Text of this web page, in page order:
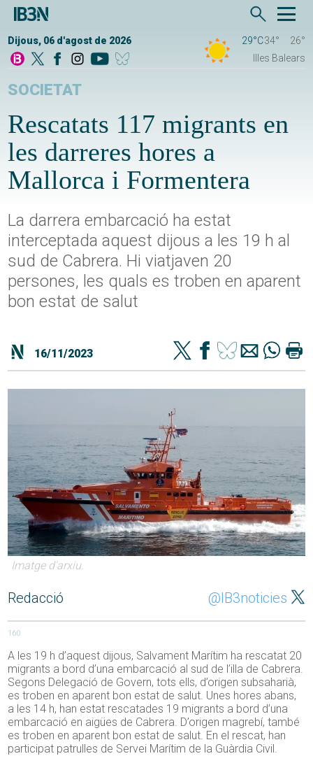
Dijous, 06 d'agost de 2026 29°C34°
26°
Illes Balears
SOCIETAT
Rescatats 117 migrants en
les darreres hores a
Mallorca i Formentera
La darrera embarcació ha estat
interceptada aquest dijous a les 19 h al
sud de Cabrera. Hi viatjaven 20
persones, les quals es troben en aparent
bon estat de salut
16/11/2023
Imatge d'arxiu.
Redacció @IB3noticies
160
A les 19 h d’aquest dijous, Salvament Marítim ha rescatat 20
migrants a bord d’una embarcació al sud de l’illa de Cabrera.
Segons Delegació de Govern, tots ells, d’origen subsaharià,
es troben en aparent bon estat de salut. Unes hores abans,
a les 14 h, han estat rescatades 19 migrants a bord d’una
embarcació en aigües de Cabrera. D’origen magrebí, també
es troben en aparent bon estat de salut. En el rescat, han
participat patrulles de Servei Marítim de la Guàrdia Civil.